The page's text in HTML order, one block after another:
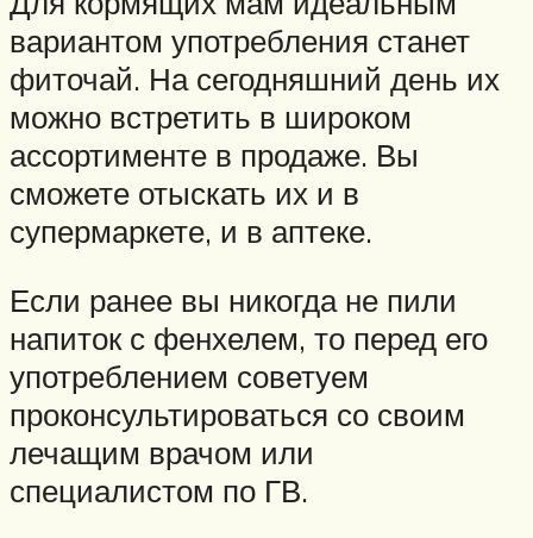
вариантом употребления станет
фиточай. На сегодняшний день их
можно встретить в широком
ассортименте в продаже. Вы
сможете отыскать их и в
супермаркете, и в аптеке.
Если ранее вы никогда не пили
напиток с фенхелем, то перед его
употреблением советуем
проконсультироваться со своим
лечащим врачом или
специалистом по ГВ.